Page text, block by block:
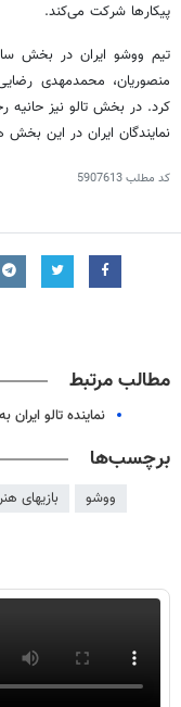
پیکارها شرکت می‌کند.
منصوریان، محمدمهدی
کرد. در بخش تالو نیز حانیه
نمایندگان ایران در این
کد مطلب5907613
مطالب مرتبط
نماینده تالو
برچسب‌ها
ووشو بازیهای